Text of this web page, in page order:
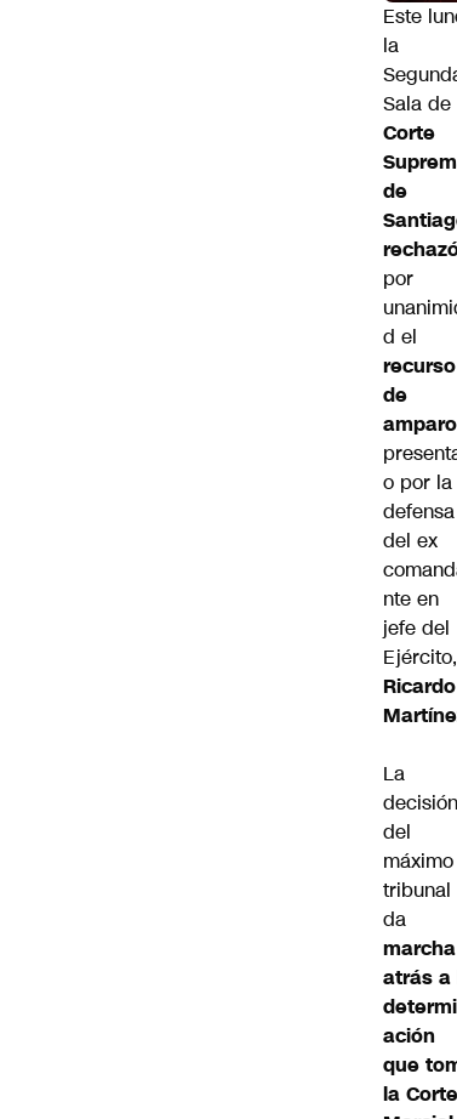
Este
la
Sala de
Corte
de
por
d el
recurso
de
amparo
o por la
defensa
del ex
nte en
jefe del
Ejército,
Ricardo
La
decisión
del
máximo
tribunal
da
marcha
atrás a
ación
que
la Corte